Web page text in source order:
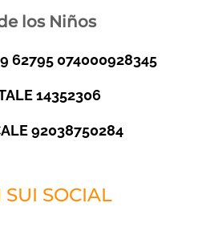
los Niños
62795 074000928345
14352306
92038750284
SUI SOCIAL